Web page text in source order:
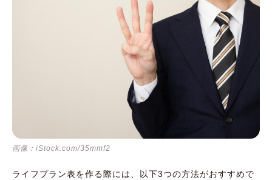
画像：iStock.com/35mmf2
ライフプラン表を作る際には、以下3つの方法がおすすめで